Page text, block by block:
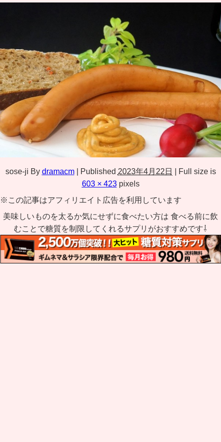
sose-ji By dramacm Published 2023年4月22日
Full size is
603 × 423pixels
※この記事はアフィリエイト広告を利用しています
美味しいものを太るか気にせずに食べたい方は 食べる前に飲
むことで糖質を制限してくれるサプリがおすすめです⇩